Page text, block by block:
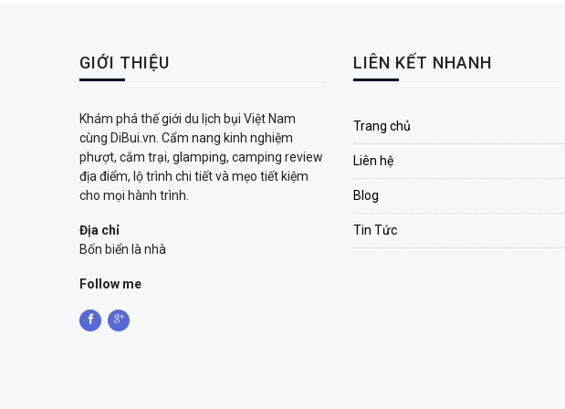
GIỚI THIỆU
Khám phá thế giới du lịch bụi Việt Nam
cùng DiBui.vn. Cẩm nang kinh nghiệm
phượt, cắm trại, glamping, camping review
địa điểm, lộ trình chi tiết và mẹo tiết kiệm
cho mọi hành trình.
Địa chỉ
Bốn biển là nhà
Follow me
LIÊN KẾT NHANH
Trang chủ
Liên hệ
Blog
Tin Tức